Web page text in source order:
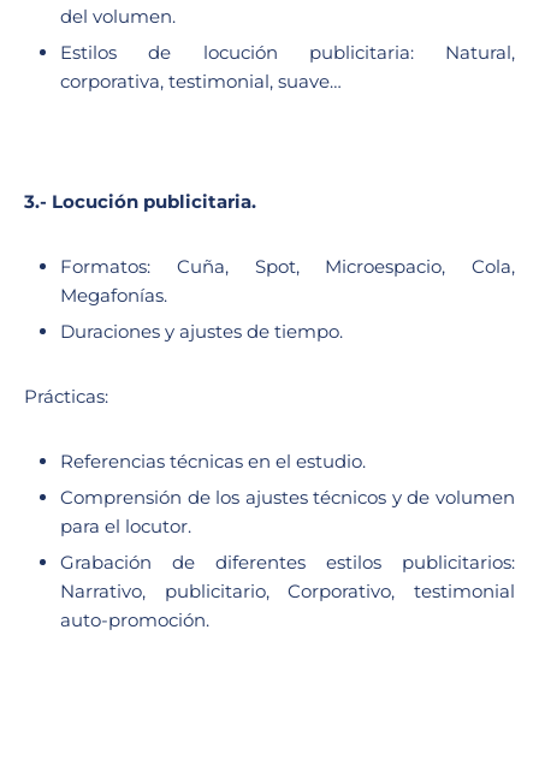
del volumen.
Estilos de locución publicitaria: Natural,
corporativa, testimonial, suave…
3.- Locución publicitaria.
Formatos: Cuña, Spot, Microespacio, Cola,
Megafonías.
Duraciones y ajustes de tiempo.
Prácticas:
Referencias técnicas en el estudio.
Comprensión de los ajustes técnicos y de volumen
para el locutor.
Grabación de diferentes estilos publicitarios:
Narrativo, publicitario, Corporativo, testimonial
auto-promoción.